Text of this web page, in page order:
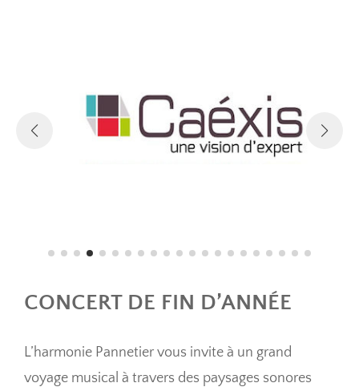
CONCERT DE FIN D’ANNÉE
L’harmonie Pannetier vous invite à un grand
voyage musical à travers des paysages sonores